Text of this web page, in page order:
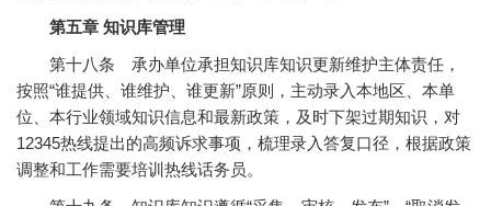
第五章 知识库管理
第十八条 承办单位承担知识库知识更新维护主体责任，
按照“谁提供、谁维护、谁更新”原则，主动录入本地区、本单
位、本行业领域知识信息和最新政策，及时下架过期知识，对
12345热线提出的高频诉求事项，梳理录入答复口径，根据政策
调整和工作需要培训热线话务员。